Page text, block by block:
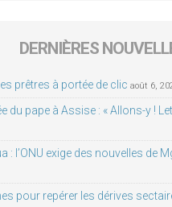
DERNIÈRES
prêtres à portée de clic août 6,
du pape à Assise : « Allons-y !
: l’ONU exige des nouvelles de
pour repérer les dérives